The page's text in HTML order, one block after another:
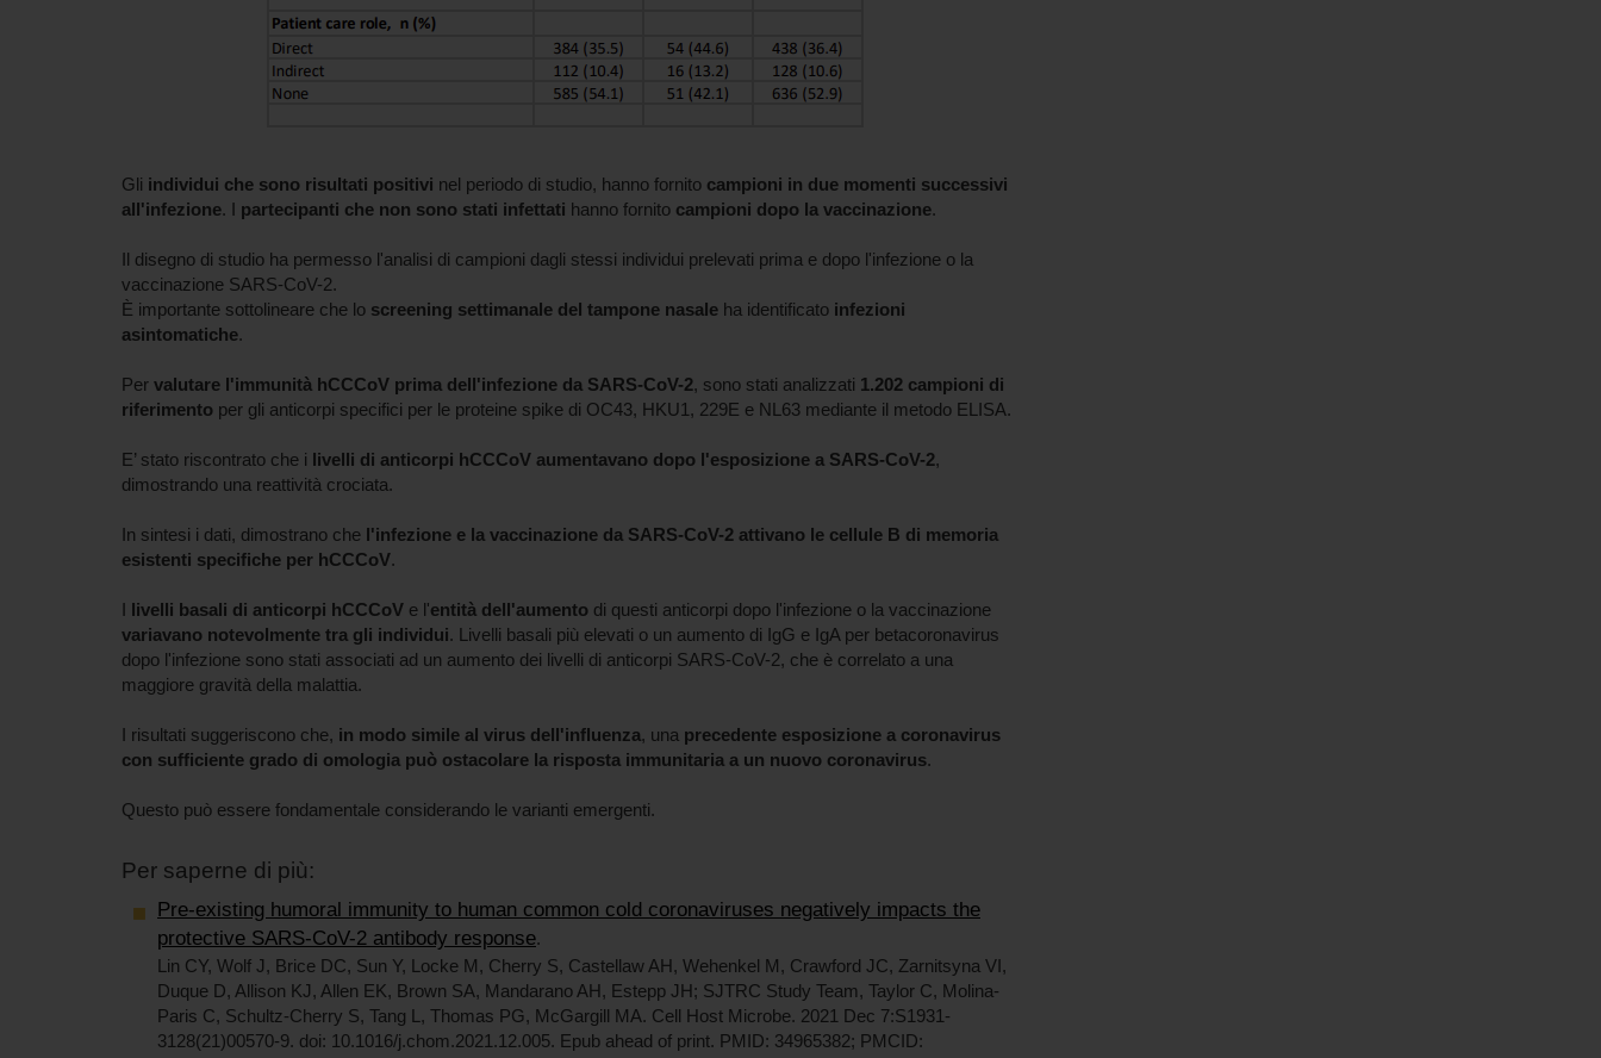
Gli individui che sono risultati positivi nel periodo di studio, hanno fornito campioni in due momenti successivi
all'infezione. I partecipanti che non sono stati infettati hanno fornito campioni dopo la vaccinazione.
Il disegno di studio ha permesso l'analisi di campioni dagli stessi individui prelevati prima e dopo l'infezione o la
vaccinazione SARS-CoV-2.
È importante sottolineare che lo screening settimanale del tampone nasale ha identificato infezioni
asintomatiche.
Per valutare l'immunità hCCCoV prima dell'infezione da SARS-CoV-2, sono stati analizzati 1.202 campioni di
riferimento per gli anticorpi specifici per le proteine spike di OC43, HKU1, 229E e NL63 mediante il metodo ELISA.
E’ stato riscontrato che i livelli di anticorpi hCCCoV aumentavano dopo l'esposizione a SARS-CoV-2,
dimostrando una reattività crociata.
In sintesi i dati, dimostrano che l'infezione e la vaccinazione da SARS-CoV-2 attivano le cellule B di memoria
esistenti specifiche per hCCCoV.
I livelli basali di anticorpi hCCCoV e l'entità dell'aumento di questi anticorpi dopo l'infezione o la vaccinazione
variavano notevolmente tra gli individui. Livelli basali più elevati o un aumento di IgG e IgA per betacoronavirus
dopo l'infezione sono stati associati ad un aumento dei livelli di anticorpi SARS-CoV-2, che è correlato a una
maggiore gravità della malattia.
I risultati suggeriscono che, in modo simile al virus dell'influenza, una precedente esposizione a coronavirus
con sufficiente grado di omologia può ostacolare la risposta immunitaria a un nuovo coronavirus.
Questo può essere fondamentale considerando le varianti emergenti.
Per saperne di più:
Pre-existing humoral immunity to human common cold coronaviruses negatively impacts the
protective SARS-CoV-2 antibody response.
Lin CY, Wolf J, Brice DC, Sun Y, Locke M, Cherry S, Castellaw AH, Wehenkel M, Crawford JC, Zarnitsyna VI,
Duque D, Allison KJ, Allen EK, Brown SA, Mandarano AH, Estepp JH; SJTRC Study Team, Taylor C, Molina-
Paris C, Schultz-Cherry S, Tang L, Thomas PG, McGargill MA. Cell Host Microbe. 2021 Dec 7:S1931-
3128(21)00570-9. doi: 10.1016/j.chom.2021.12.005. Epub ahead of print. PMID: 34965382; PMCID: